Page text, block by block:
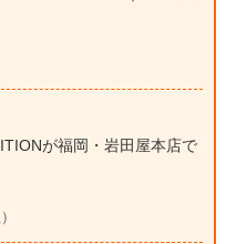
が福岡・岩田屋本店で